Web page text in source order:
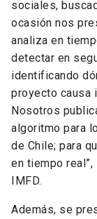
sociales,
ocasión nos
analiza en
detectar en
identificando
proyecto causa
Nosotros
algoritmo para
de Chile; para
en tiempo
IMFD.
Además, se